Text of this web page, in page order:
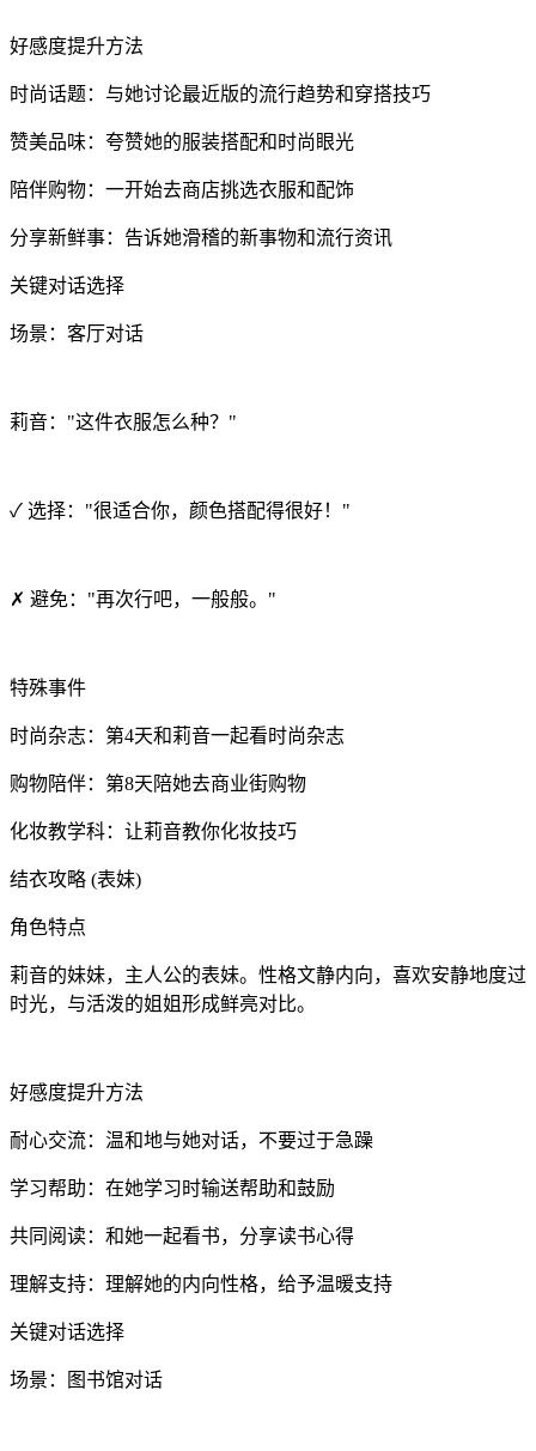
好感度提升方法
时尚话题：与她讨论最近版的流行趋势和穿搭技巧
赞美品味：夸赞她的服装搭配和时尚眼光
陪伴购物：一开始去商店挑选衣服和配饰
分享新鲜事：告诉她滑稽的新事物和流行资讯
关键对话选择
场景：客厅对话
莉音："这件衣服怎么种？"
✓ 选择："很适合你，颜色搭配得很好！"
✗ 避免："再次行吧，一般般。"
特殊事件
时尚杂志：第4天和莉音一起看时尚杂志
购物陪伴：第8天陪她去商业街购物
化妆教学科：让莉音教你化妆技巧
结衣攻略 (表妹)
角色特点
莉音的妹妹，主人公的表妹。性格文静内向，喜欢安静地度过
时光，与活泼的姐姐形成鲜亮对比。
好感度提升方法
耐心交流：温和地与她对话，不要过于急躁
学习帮助：在她学习时输送帮助和鼓励
共同阅读：和她一起看书，分享读书心得
理解支持：理解她的内向性格，给予温暖支持
关键对话选择
场景：图书馆对话